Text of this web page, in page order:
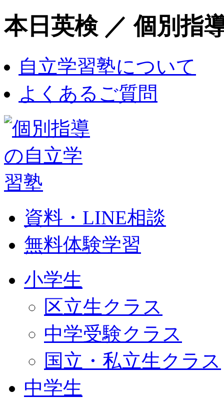
本日英検 ／ 個別指
自立学習塾について
よくあるご質問
資料・LINE相談
無料体験学習
小学生
区立生クラス
中学受験クラス
国立・私立生クラス
中学生